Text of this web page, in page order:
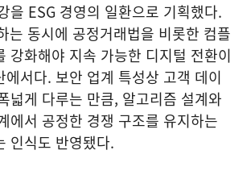
을 ESG 경영의 일환으로 기획했다.
는 동시에 공정거래법을 비롯한 컴플
강화해야 지속 가능한 디지털 전환이
에서다. 보안 업계 특성상 고객 데이
넓게 다루는 만큼, 알고리즘 설계와
에서 공정한 경쟁 구조를 유지하는
인식도 반영됐다.